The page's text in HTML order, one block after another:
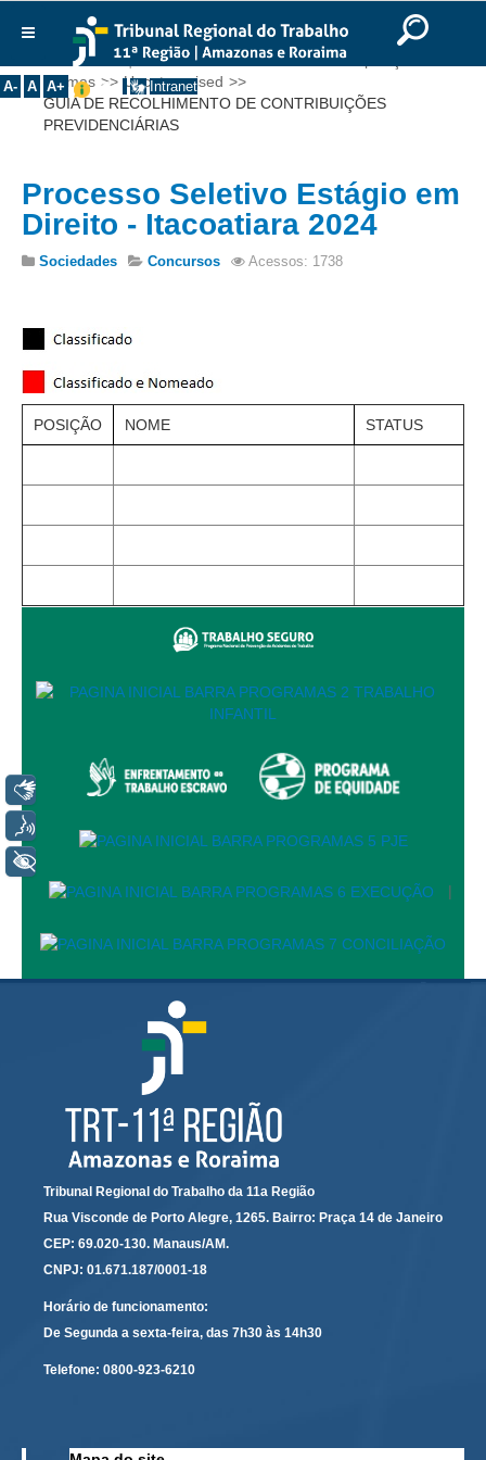
Ir para o rodapé
English
Português Español
A- A A+ Intranet
Institucional
Histórico
Corregedoria
Composição
Desembargadores
Juízes Manaus
Juízes Roraima
Juízes Substitutos
Diretores
Comitê Gestor Regional do e-Gestão e de Tabelas
Dados
Comissão de Ética
Comitê de Priorização do Primeiro Grau
Comitê de Gestão de Pessoas
Comitê de Segurança Permanente
Comitê de Combate ao Trabalho Infantil e de Estímulo à
Aprendizagem
Comitê de Incentivo à Participação Institucional Feminina
no âmbito do TRT-11
Comitê de Prevenção e Enfrentamento do Assédio
Moral, do Assédio Sexual e da Discriminação
Comissão Permanente de Gestão Socioambiental
Comitê Gestor do Plano de Contratações e Aquisições
no Âmbito do TRT11
Grupo Operacional do Centro de Inteligência
Comitê de Equidade de Raça, Gênero e Diversidade
Comitê PopRuaJud
Você está aqui:Início >> Institucional >> Composição
Turmas >> Uncategorised >>
GUIA DE RECOLHIMENTO DE CONTRIBUIÇÕES
PREVIDENCIÁRIAS
Processo Seletivo Estágio em
Direito - Itacoatiara 2024
Sociedades Concursos Acessos: 1738
POSIÇÃO NOME STATUS
|
Tribunal Regional do Trabalho da 11a Região
Rua Visconde de Porto Alegre, 1265. Bairro: Praça 14 de Janeiro
CEP: 69.020-130. Manaus/AM.
CNPJ: 01.671.187/0001-18
Horário de funcionamento:
De Segunda a sexta-feira, das 7h30 às 14h30
Telefone: 0800-923-6210
Libras